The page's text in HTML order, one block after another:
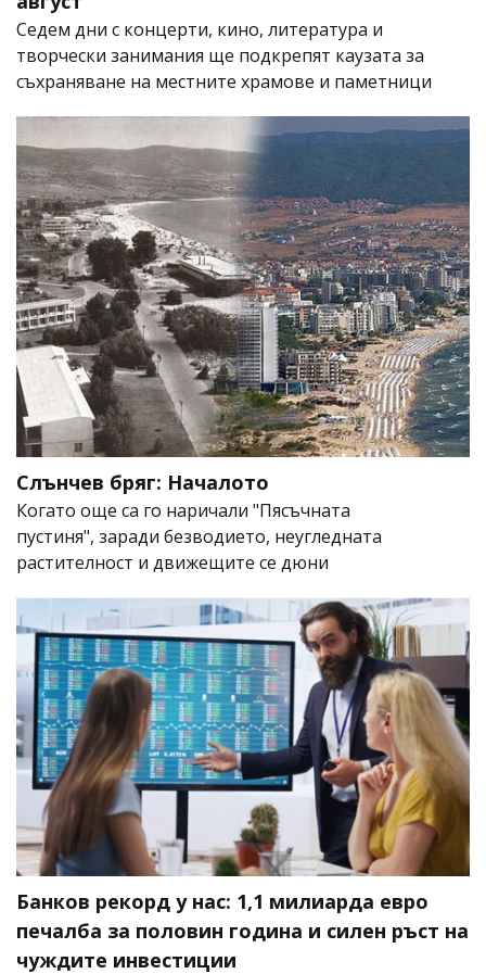
Седем дни с концерти, кино, литература и
творчески занимания ще подкрепят каузата за
съхраняване на местните храмове и паметници
Слънчев бряг: Началото
Когато още са го наричали "Пясъчната
пустиня", заради безводието, неугледната
растителност и движещите се дюни
Банков рекорд у нас: 1,1 милиарда евро
печалба за половин година и силен ръст на
чуждите инвестиции